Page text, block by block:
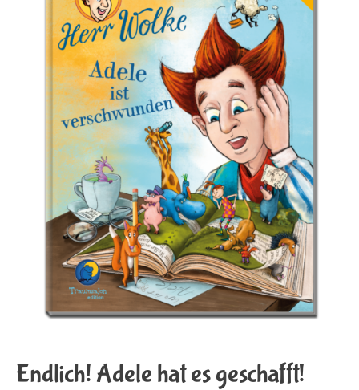
Endlich! Adele hat es geschafft!